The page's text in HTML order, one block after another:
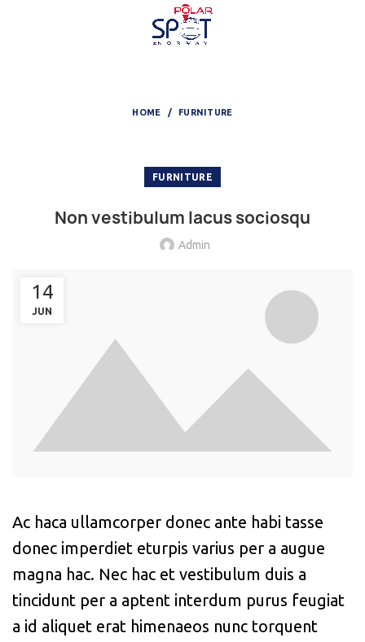
HOME FURNITURE
FURNITURE
Non vestibulum lacus sociosqu
Admin
14
JUN
Ac haca ullamcorper donec ante habi tasse
donec imperdiet eturpis varius per a augue
magna hac. Nec hac et vestibulum duis a
tincidunt per a aptent interdum purus feugiat
a id aliquet erat himenaeos nunc torquent